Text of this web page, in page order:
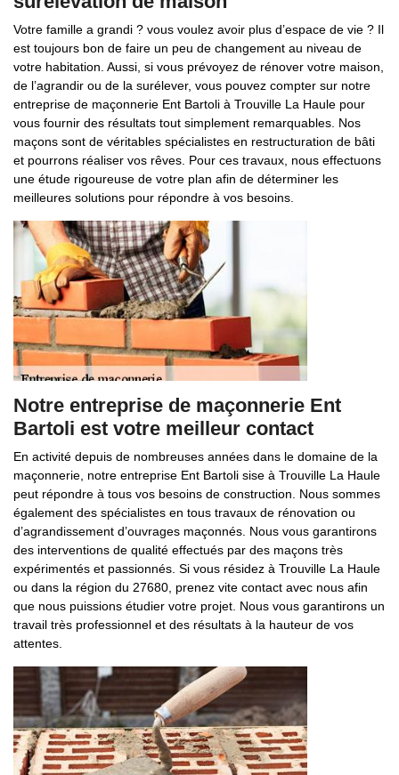
Votre famille a grandi ? vous voulez avoir plus d’espace de vie ? Il
est toujours bon de faire un peu de changement au niveau de
votre habitation. Aussi, si vous prévoyez de rénover votre maison,
de l’agrandir ou de la surélever, vous pouvez compter sur notre
entreprise de maçonnerie Ent Bartoli à Trouville La Haule pour
vous fournir des résultats tout simplement remarquables. Nos
maçons sont de véritables spécialistes en restructuration de bâti
et pourrons réaliser vos rêves. Pour ces travaux, nous effectuons
une étude rigoureuse de votre plan afin de déterminer les
meilleures solutions pour répondre à vos besoins.
Notre entreprise de maçonnerie Ent
Bartoli est votre meilleur contact
En activité depuis de nombreuses années dans le domaine de la
maçonnerie, notre entreprise Ent Bartoli sise à Trouville La Haule
peut répondre à tous vos besoins de construction. Nous sommes
également des spécialistes en tous travaux de rénovation ou
d’agrandissement d’ouvrages maçonnés. Nous vous garantirons
des interventions de qualité effectués par des maçons très
expérimentés et passionnés. Si vous résidez à Trouville La Haule
ou dans la région du 27680, prenez vite contact avec nous afin
que nous puissions étudier votre projet. Nous vous garantirons un
travail très professionnel et des résultats à la hauteur de vos
attentes.